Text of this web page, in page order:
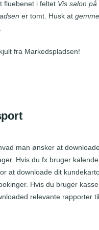
fluebenet i feltet Vis salon på
er tomt. Husk at
fra Markedspladsen!
man ønsker at
Hvis du fx bruger
at downloade dit
Hvis du bruger
relevante rapporter til